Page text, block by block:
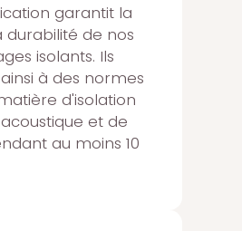
garantit la
durabilité de nos
isolants. Ils
à des normes
d'isolation
et de
au moins 10